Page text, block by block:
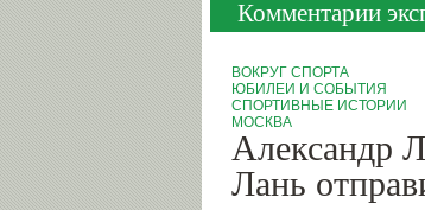
Комментарии
ВОКРУГ СПОРТА
ЮБИЛЕИ И СОБЫТИЯ
СПОРТИВНЫЕ ИСТОРИИ
МОСКВА
Александр
Лань